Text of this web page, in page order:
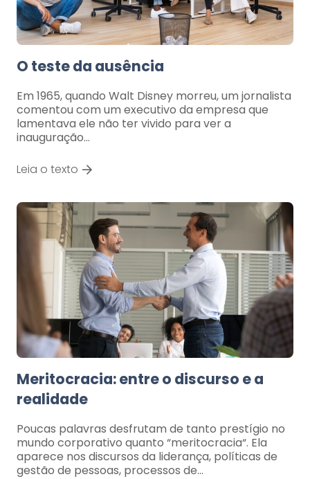
O teste da ausência
Em 1965, quando Walt Disney morreu, um jornalista
comentou com um executivo da empresa que
lamentava ele não ter vivido para ver a
inauguração…
Leia o texto
Meritocracia: entre o discurso e a
realidade
Poucas palavras desfrutam de tanto prestígio no
mundo corporativo quanto “meritocracia“. Ela
aparece nos discursos da liderança, políticas de
gestão de pessoas, processos de…